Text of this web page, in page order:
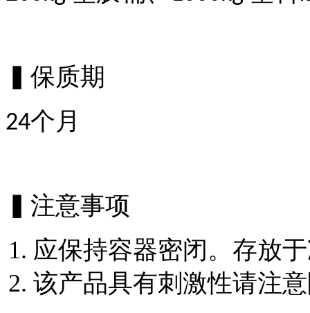
▍保质期
24个月
▍注意事项
应保持容器密闭。存放
该产品具有刺激性请注